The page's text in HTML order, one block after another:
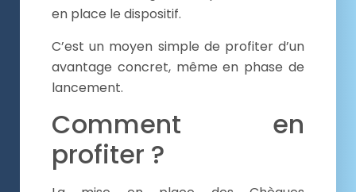
en place le dispositif.
C’est un moyen simple de profiter d’un
avantage concret, même en phase de
lancement.
Comment en
profiter ?